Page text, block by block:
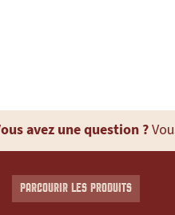
avez une question ?
PARCOURIR LES PRODUITS